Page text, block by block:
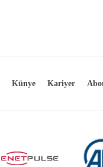
Künye Kariyer